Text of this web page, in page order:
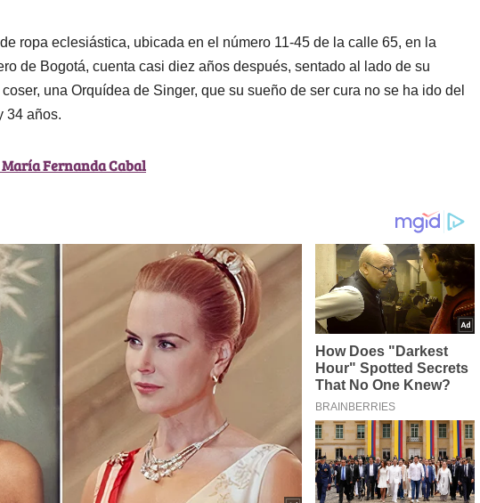
ropa eclesiástica, ubicada en el número 11-45 de la calle 65, en la
de Bogotá, cuenta casi diez años después, sentado al lado de su
una Orquídea de Singer, que su sueño de ser cura no se ha ido del
34 años.
Fernanda Cabal